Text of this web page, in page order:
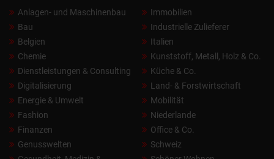
Anlagen- und Maschinenbau
Bau
Belgien
Chemie
Dienstleistungen & Consulting
Digitalisierung
Energie & Umwelt
Fashion
Finanzen
Genusswelten
Immobilien
Industrielle Zulieferer
Italien
Kunststoff, Metall, Holz & Co.
Küche & Co.
Land- & Forstwirtschaft
Mobilität
Niederlande
Office & Co.
Schweiz